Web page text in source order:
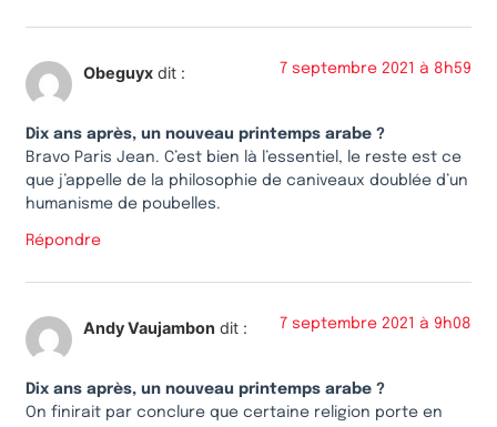
Obeguyx dit : 7 septembre 2021 à 8h59
Dix ans après, un nouveau printemps arabe ?
Bravo Paris Jean. C’est bien là l’essentiel, le reste est ce
que j’appelle de la philosophie de caniveaux doublée d’un
humanisme de poubelles.
Répondre
Andy Vaujambon dit : 7 septembre 2021 à 9h08
Dix ans après, un nouveau printemps arabe ?
On finirait par conclure que certaine religion porte en